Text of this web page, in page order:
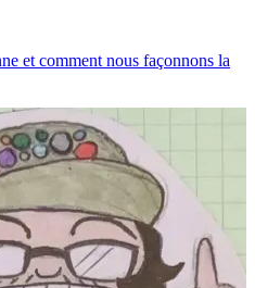
et comment nous façonnons la